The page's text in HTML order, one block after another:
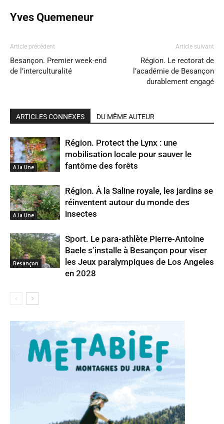
Yves Quemeneur
Article précédent
Besançon. Premier week-end
de l’interculturalité
Article suivant
Région. Le rectorat de
l’académie de Besançon
durablement engagé
ARTICLES CONNEXES DU MÊME AUTEUR
A la Une
Région. Protect the Lynx : une
mobilisation locale pour sauver le
fantôme des forêts
A la Une
Région. À la Saline royale, les jardins se
réinventent autour du monde des
insectes
Besançon
Sport. Le para-athlète Pierre-Antoine
Baele s’installe à Besançon pour viser
les Jeux paralympiques de Los Angeles
en 2028